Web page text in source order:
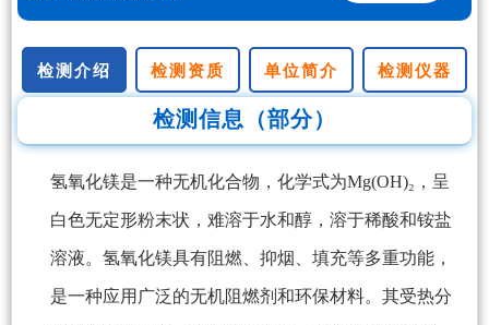
检测介绍 检测资质 单位简介 检测仪器
检测信息（部分）
氢氧化镁是一种无机化合物，化学式为Mg(OH)₂，呈
白色无定形粉末状，难溶于水和醇，溶于稀酸和铵盐
溶液。氢氧化镁具有阻燃、抑烟、填充等多重功能，
是一种应用广泛的无机阻燃剂和环保材料。其受热分